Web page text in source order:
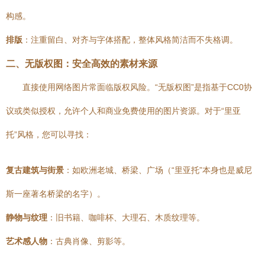
构感。
排版 ：注重留白、对齐与字体搭配，整体风格简洁而不失格调。
二、无版权图：安全高效的素材来源
直接使用网络图片常面临版权风险。“无版权图”是指基于CC0协
议或类似授权，允许个人和商业免费使用的图片资源。对于“里亚
托”风格，您可以寻找：
复古建筑与街景 ：如欧洲老城、桥梁、广场（“里亚托”本身也是威尼
斯一座著名桥梁的名字）。
静物与纹理 ：旧书籍、咖啡杯、大理石、木质纹理等。
艺术感人物 ：古典肖像、剪影等。